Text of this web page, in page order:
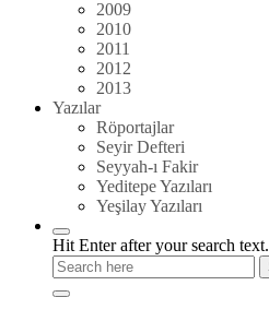
2009
2010
2011
2012
2013
Yazılar
Röportajlar
Seyir Defteri
Seyyah-ı Fakir
Yeditepe Yazıları
Yeşilay Yazıları
Hit Enter after your search text.